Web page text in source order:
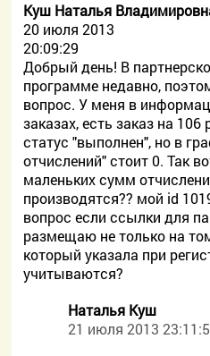
Куш Наталья
20 июля 2013
20:09:29
Добрый день! В
программе недавно,
вопрос. У меня в
заказах, есть заказ на
статус "выполнен", но в
отчислений" стоит 0. Так
маленьких сумм
производятся?? мой id
вопрос если ссылки для
размещаю не только на
который указала при
учитываются?
Наталья Куш
21 июля 2013